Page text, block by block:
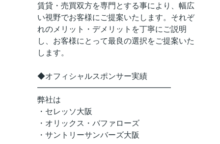
賃貸・売買双方を専門とする事により、幅広
い視野でお客様にご提案いたします。それぞ
れのメリット・デメリットを丁寧にご説明
し、お客様にとって最良の選択をご提案いた
します。
◆オフィシャルスポンサー実績
━━━━━━━━━━━━━━━━━
弊社は
・セレッソ大阪
・オリックス・バファローズ
・サントリーサンバーズ大阪